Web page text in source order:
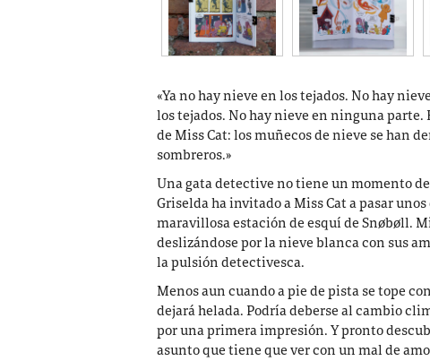
«Ya no hay nieve en los tejados. No hay
los tejados. No hay nieve en ninguna
de Miss Cat: los muñecos de nieve se han
sombreros.»
Una gata detective no tiene un momento
Griselda ha invitado a Miss Cat a pasar
maravillosa estación de esquí de Snøbøll.
deslizándose por la nieve blanca con sus
la pulsión detectivesca.
Menos aun cuando a pie de pista se tope
dejará helada. Podría deberse al cambio
por una primera impresión. Y pronto
asunto que tiene que ver con un mal de